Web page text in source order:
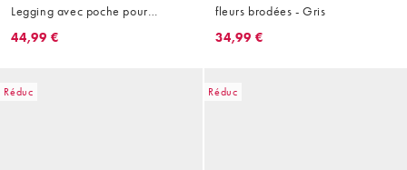
Legging avec poche pour
téléphone - Noir
44,99 €
fleurs brodées - Gris
34,99 €
Réduc Réduc